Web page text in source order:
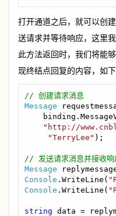
打开通道之后，就可以创
送请求并等待响应，这里
此方法返回时，我们将能
现终结点回复的内容，如下
Message
"http://
"TerryLee" );
Message
Console .WriteLine(
Console .WriteLine(
string data =